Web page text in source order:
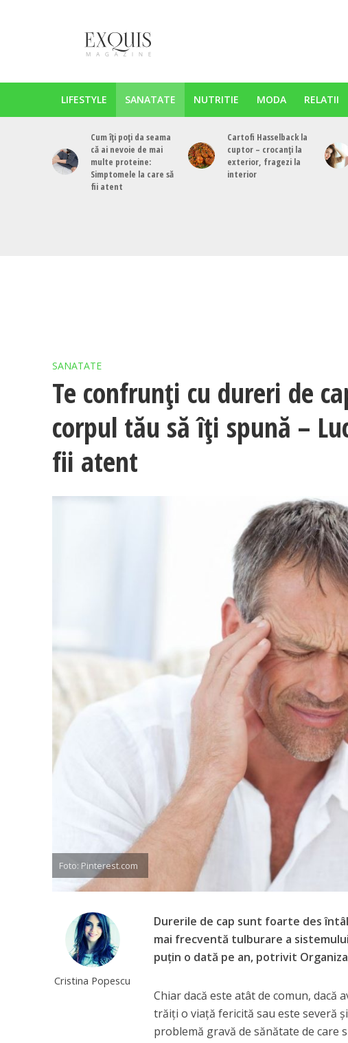
LIFESTYLE SANATATE NUTRITIE MODA RELATII
Cum îți poți da seama
că ai nevoie de mai
multe proteine:
Simptomele la care să
fii atent
Cartofi Hasselback la
cuptor – crocanți la
exterior, fragezi la
interior
SANATATE
Te confrunți cu dureri de
corpul tău să îți spună –
fii atent
Foto: Pinterest.com
Cristina Popescu
Durerile de cap sunt foarte des
mai frecventă tulburare a
puțin o dată pe an, potrivit
Chiar dacă este atât de comun, dacă
trăiți o viață fericită sau este severă
problemă gravă de sănătate de care